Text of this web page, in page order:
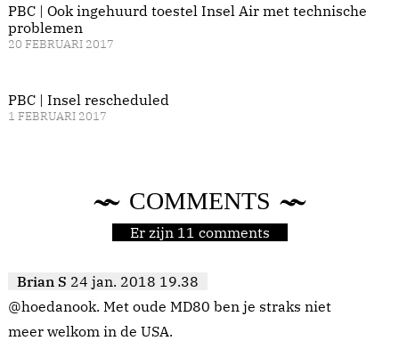
PBC | Ook ingehuurd toestel Insel Air met technische
problemen
20 FEBRUARI 2017
PBC | Insel rescheduled
1 FEBRUARI 2017
COMMENTS
Er zijn 11 comments
Brian S 24 jan. 2018 19.38
@hoedanook. Met oude MD80 ben je straks niet
meer welkom in de USA.